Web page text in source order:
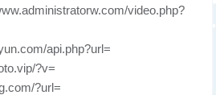
video.php?
api.php?url=
?v=
?url=